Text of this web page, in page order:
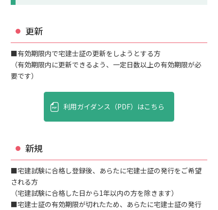
更新
■有効期限内で宅建士証の更新をしようとする方
（有効期限内に更新できるよう、一定日数以上の有効期限が必
要です）
利用ガイダンス（PDF）はこちら
新規
■宅建試験に合格し登録後、あらたに宅建士証の発行をご希望
される方
（宅建試験に合格した日から1年以内の方を除きます）
■宅建士証の有効期限が切れたため、あらたに宅建士証の発行